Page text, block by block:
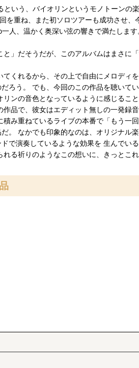
いう、バイオリンというモノトーンの
重ね、また初ソロツアーも成功させ
人、温かく奥深い弦の響きで満たします
だそうだが、このアルバムはまさに
くれるから、その上で自由にメロディ
う。 でも、今回のこの作品を聴いて
ンの音色となっているように感じるこ
品で、彼女はエディット無しの一発録
み重ねているライブの本番で「もう一
なかでも印象的なのは、オリジナル楽
で演奏しているような効果を 生んでい
祈りのようなこの想いに、きっとこ